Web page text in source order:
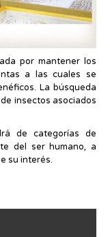
por mantener los
a las cuales se
La búsqueda
insectos asociados
de categorías de
del ser humano, a
su interés.